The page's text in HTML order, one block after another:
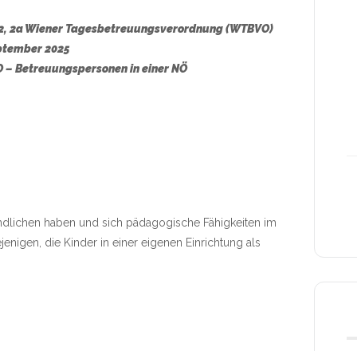
Wiener Tagesbetreuungsverordnung (WTBVO)
2025
– Betreuungspersonen in einer NÖ
haben und sich pädagogische Fähigkeiten im
die Kinder in einer eigenen Einrichtung als